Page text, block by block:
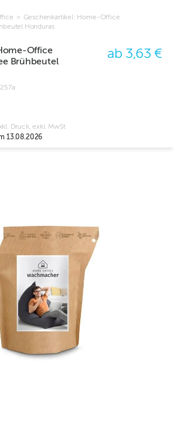
> Geschenkartikel: Home-Office
Honduras
Office
Brühbeutel
ab 3,63 €
Druck, exkl. MwSt
13.08.2026